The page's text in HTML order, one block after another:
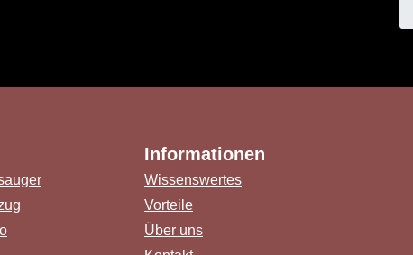
Informationen
Wissenswertes
Vorteile
Über uns